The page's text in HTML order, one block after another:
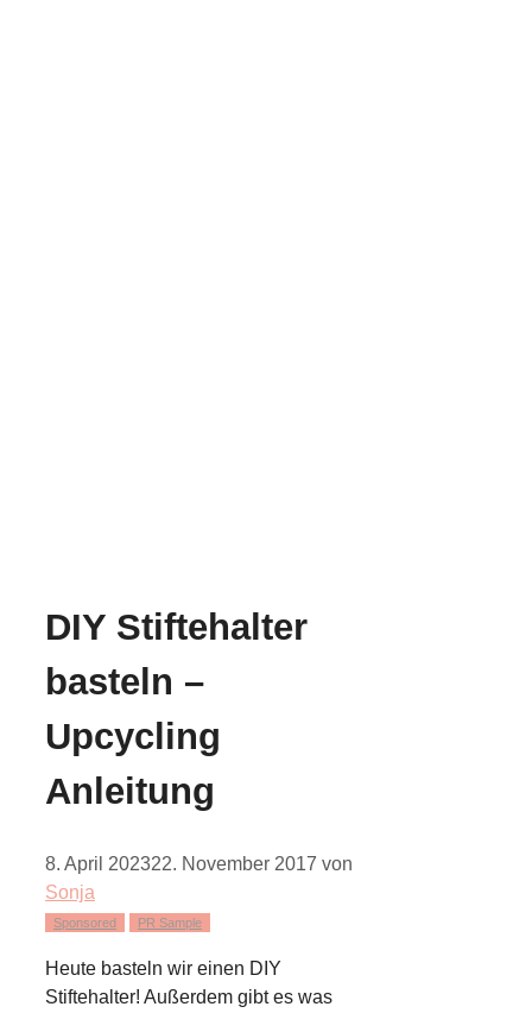
DIY Stiftehalter
basteln –
Upcycling
Anleitung
8. April 202322. November 2017 von
Sonja
Sponsored PR Sample
Heute basteln wir einen DIY
Stiftehalter! Außerdem gibt es was